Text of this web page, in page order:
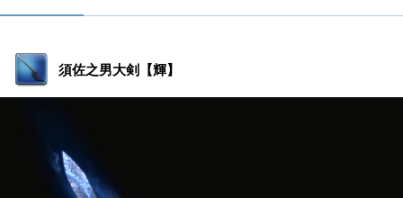
須佐之男大剣【輝】